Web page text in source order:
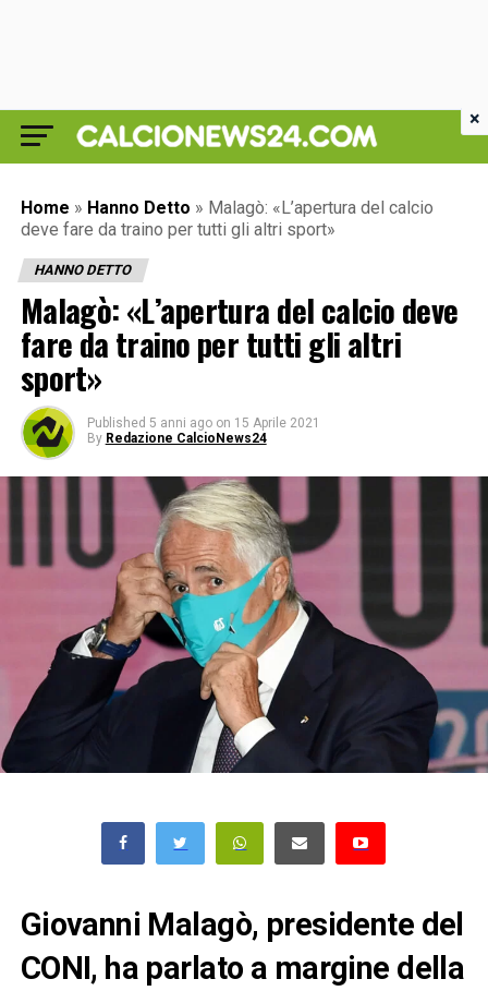
Home » Hanno Detto » Malagò: «L’apertura del calcio
deve fare da traino per tutti gli altri sport»
HANNO DETTO
Malagò: «L’apertura del calcio deve
fare da traino per tutti gli altri
sport»
Published 5 anni ago on 15 Aprile 2021
By Redazione CalcioNews24
Giovanni Malagò, presidente del
CONI, ha parlato a margine della
×